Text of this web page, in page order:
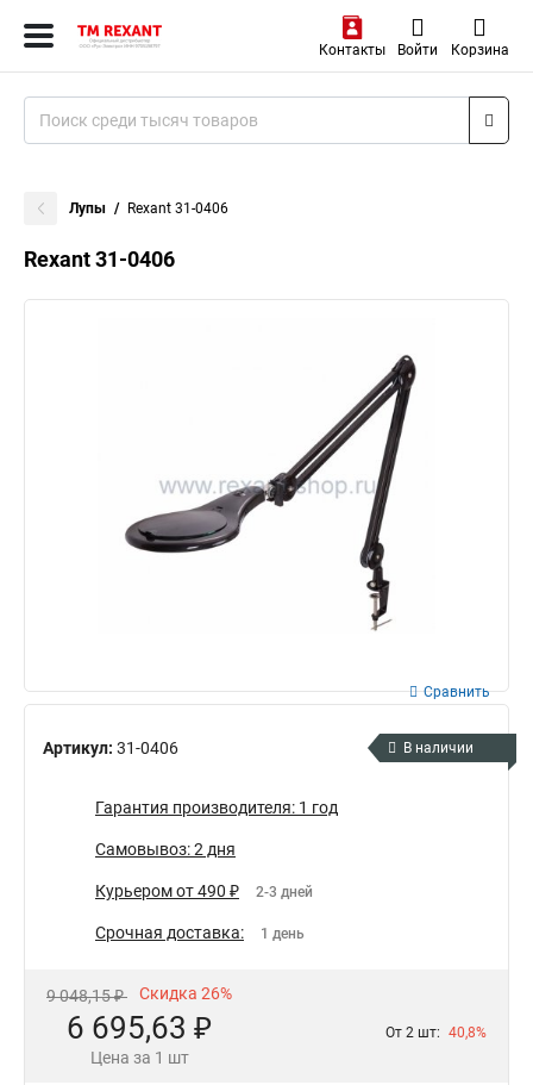
Контакты Войти Корзина
Лупы Rexant 31-0406
Rexant 31-0406
Артикул: 31-0406
Сравнить
В наличии
Гарантия производителя: 1 год
Самовывоз: 2 дня
Курьером от 490 ₽ 2-3 дней
Срочная доставка: 1 день
9 048,15 ₽ Скидка 26%
6 695,63 ₽
Цена за 1 шт
От 2 шт: 40,8%